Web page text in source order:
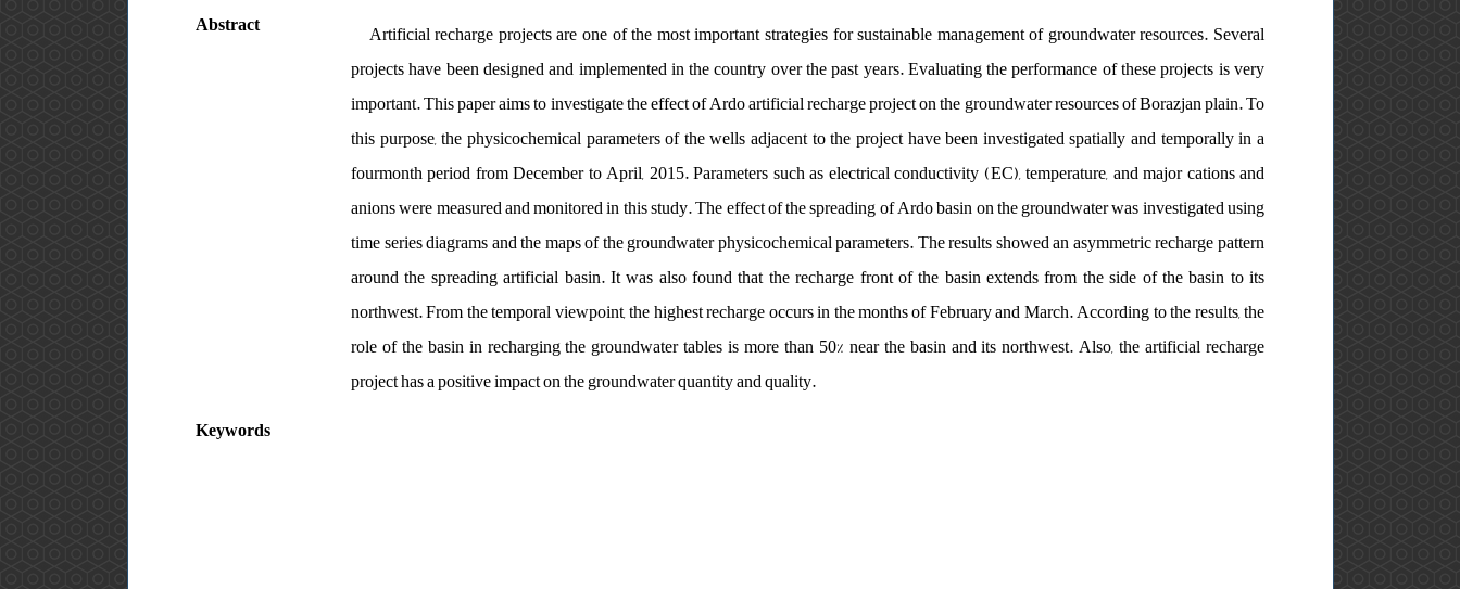
Abstract
Artificial recharge projects are one of the most important strategies for sustainable management of groundwater resources. Several
projects have been designed and implemented in the country over the past years. Evaluating the performance of these projects is very
important. This paper aims to investigate the effect of Ardo artificial recharge project on the groundwater resources of Borazjan plain. To
this purpose, the physicochemical parameters of the wells adjacent to the project have been investigated spatially and temporally in a
fourmonth period from December to April, 2015. Parameters such as electrical conductivity (EC), temperature, and major cations and
anions were measured and monitored in this study. The effect of the spreading of Ardo basin on the groundwater was investigated using
time series diagrams and the maps of the groundwater physicochemical parameters. The results showed an asymmetric recharge pattern
around the spreading artificial basin. It was also found that the recharge front of the basin extends from the side of the basin to its
northwest. From the temporal viewpoint, the highest recharge occurs in the months of February and March. According to the results, the
role of the basin in recharging the groundwater tables is more than 50% near the basin and its northwest. Also, the artificial recharge
project has a positive impact on the groundwater quantity and quality.
Keywords